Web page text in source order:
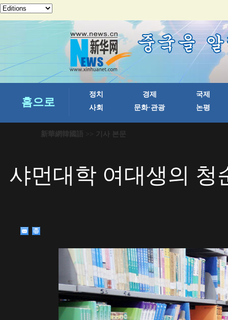
新華網韓國語 >> 기사 본문
샤먼대학 여대생의 청